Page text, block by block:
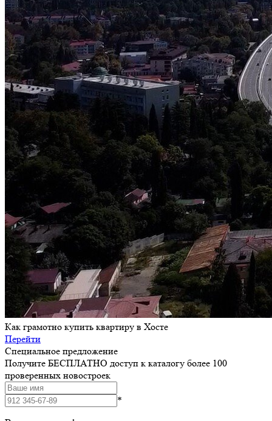
Как грамотно купить квартиру в Хосте
Перейти
Специальное предложение
Получите БЕСПЛАТНО доступ к каталогу более 100
проверенных новостроек
*